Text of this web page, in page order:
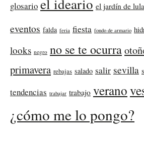
glosario
el jardín de
eventos falda feria fiesta fondo de armario
looks negro no se te ocurra
primavera rebajas salado salir sevilla
tendencias trabajar trabajo verano
¿cómo me lo pongo?